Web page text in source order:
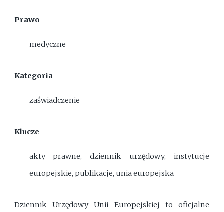
Prawo
medyczne
Kategoria
zaświadczenie
Klucze
akty prawne, dziennik urzędowy, instytucje
europejskie, publikacje, unia europejska
Dziennik Urzędowy Unii Europejskiej to oficjalne